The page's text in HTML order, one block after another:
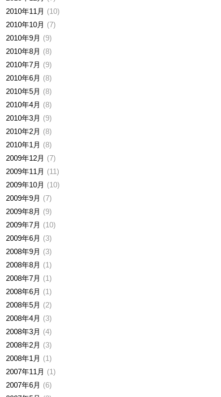
2010年11月
10
2010年10月
7
2010年9月
9
2010年8月
8
2010年7月
9
2010年6月
8
2010年5月
8
2010年4月
8
2010年3月
9
2010年2月
8
2010年1月
8
2009年12月
7
2009年11月
11
2009年10月
10
2009年9月
7
2009年8月
9
2009年7月
10
2009年6月
3
2008年9月
3
2008年8月
1
2008年7月
1
2008年6月
1
2008年5月
2
2008年4月
3
2008年3月
4
2008年2月
3
2008年1月
1
2007年11月
1
2007年6月
6